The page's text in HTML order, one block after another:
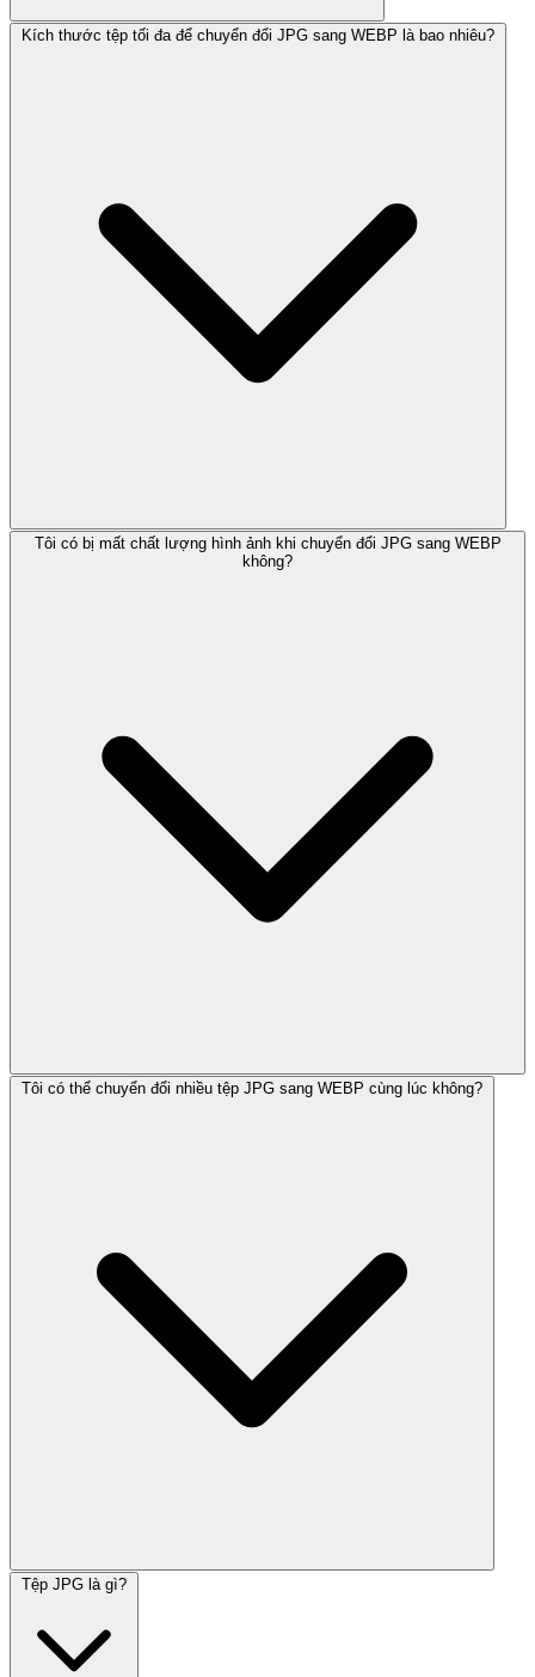
Kích thước tệp tối đa để chuyển đổi JPG sang WEBP là bao nhiêu?
Tôi có bị mất chất lượng hình ảnh khi chuyển đổi JPG sang WEBP
không?
Tôi có thể chuyển đổi nhiều tệp JPG sang WEBP cùng lúc không?
Tệp JPG là gì?